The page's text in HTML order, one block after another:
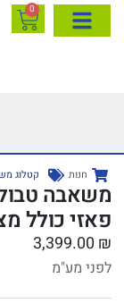
0
חנות קטלוג
פאזי כולל
3,399.00 ₪
לפני מע"מ